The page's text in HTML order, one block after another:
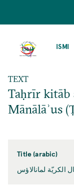
ISMI
TEXT
Taḥrīr kitāb
Mānālāʾus
Title (arabic)
الکريّة لمانالاؤس